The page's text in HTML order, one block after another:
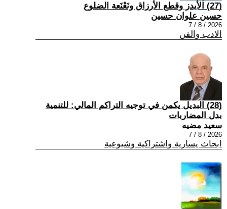
(27) الأيدز وقطع الأرزاق ونَعْنَعة الضلوع
حسين علوان حسين
2026 / 8 / 7
الادب والفن
(28) البديل يكمن في توجيه التراكم المالي: للتنمية
بدل المضاربات
سعيد مضيه
2026 / 8 / 7
ابحاث يسارية واشتراكية وشيوعية